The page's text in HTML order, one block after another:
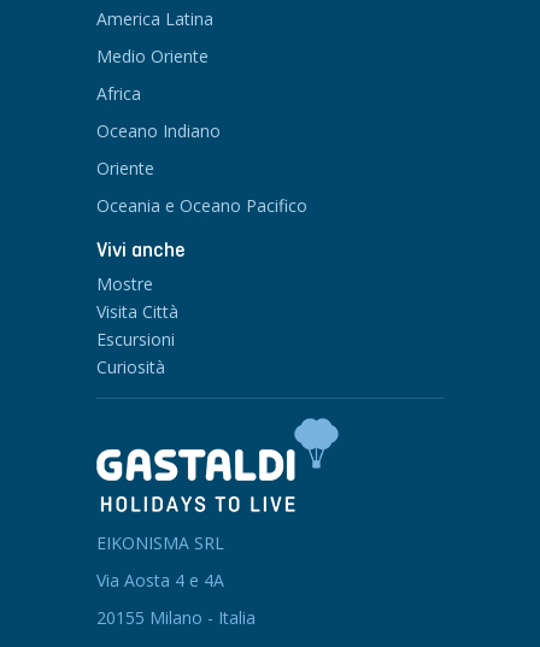
America Latina
Medio Oriente
Africa
Oceano Indiano
Oriente
Oceania e Oceano Pacifico
Vivi anche
Mostre
Visita Città
Escursioni
Curiosità
EIKONISMA SRL
Via Aosta 4 e 4A
20155 Milano - Italia